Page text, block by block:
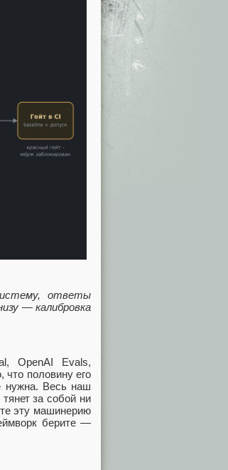
ответы
— калибровка
OpenAI Evals,
половину его
нужна. Весь наш
за собой ни
эту машинерию
берите —